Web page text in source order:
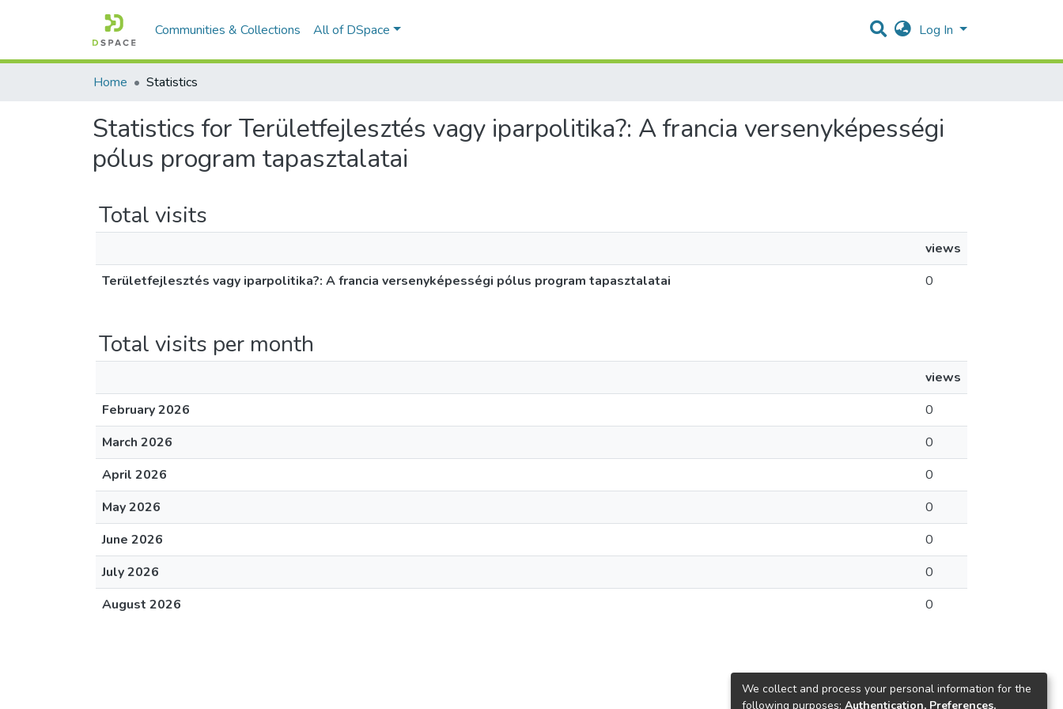
Communities & Collections All of DSpace Log In
Home Statistics
Statistics for Területfejlesztés vagy iparpolitika?: A francia versenyképességi
pólus program tapasztalatai
Total visits
views
Területfejlesztés vagy iparpolitika?: A francia versenyképességi pólus program tapasztalatai
0
Total visits per month
views
February 2026
0
March 2026
0
April 2026
0
May 2026
0
June 2026
0
July 2026
0
August 2026
0
We collect and process your personal information for the
following purposes: Authentication, Preferences,